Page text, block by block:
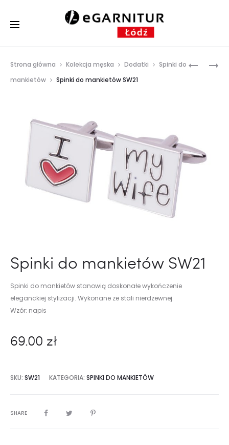
SPINKI
SPINKI
Strona główna Kolekcja męska Dodatki
Spinki do
mankietów
Spinki do mankietów SW21
Spinki do mankietów SW21
Spinki do mankietów stanowią doskonałe wykończenie
eleganckiej stylizacji. Wykonane ze stali nierdzewnej.
Wzór: napis
69.00 zł
SKU: SW21 KATEGORIA: SPINKI DO MANKIETÓW
SHARE